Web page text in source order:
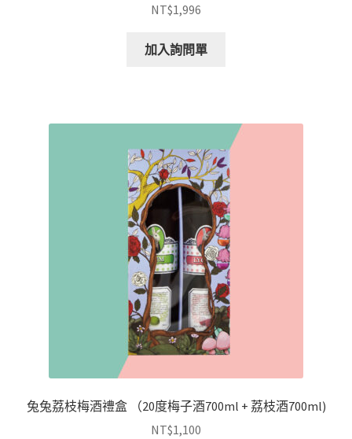
NT$1,996
加入詢問單
兔兔荔枝梅酒禮盒 （20度梅子酒700ml + 荔枝酒700ml)
NT$1,100